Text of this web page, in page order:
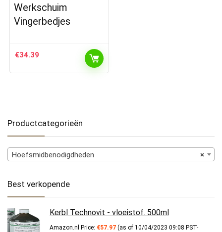
Werkschuim
Vingerbedjes
€34.39
Productcategorieën
×
Hoefsmidbenodigdheden
Best verkopende
Kerbl Technovit - vloeistof. 500ml
Amazon.nl Price: €57.97 (as of 10/04/2023 09:08 PST-